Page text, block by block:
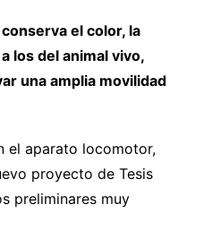
el color, la
los del animal vivo,
una amplia movilidad
el aparato locomotor,
proyecto de Tesis
preliminares muy